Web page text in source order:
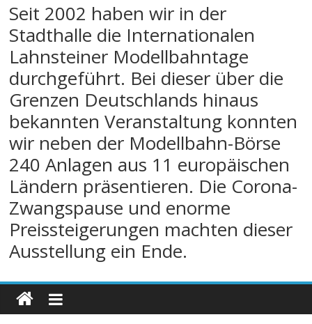
Seit 2002 haben wir in der
Stadthalle die Internationalen
Lahnsteiner Modellbahntage
durchgeführt. Bei dieser über die
Grenzen Deutschlands hinaus
bekannten Veranstaltung konnten
wir neben der Modellbahn-Börse
240 Anlagen aus 11 europäischen
Ländern präsentieren. Die Corona-
Zwangspause und enorme
Preissteigerungen machten dieser
Ausstellung ein Ende.